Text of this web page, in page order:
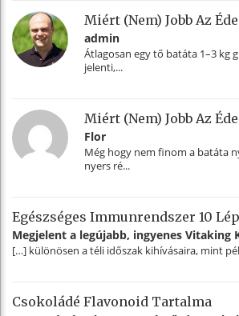
Miért (nem) Jobb Az
admin
Átlagosan egy tő batáta 1–3 kg
jelenti,...
Miért (nem) Jobb Az
Flor
Még hogy nem finom a batáta
nyers ré...
Egészséges Immunrendszer 10
Megjelent a legújabb, ingyenes Vitaking
[…] különösen a téli időszak kihívásaira, mint
Csokoládé Flavonoid Tartalma